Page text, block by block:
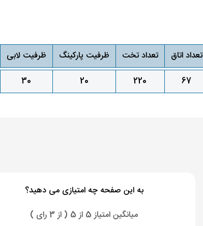
تعداد اتاق تعداد تخت ظرفیت پارکینگ ظرفیت لابی
67
220
20
30
به این صفحه چه امتیازی می دهید؟
میانگین امتیاز 5 از 5 ( از 3 رای )